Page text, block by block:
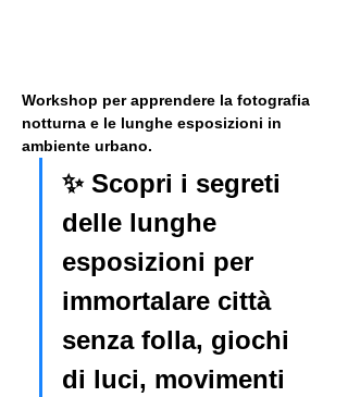
Workshop per apprendere la fotografia
notturna e le lunghe esposizioni in
ambiente urbano.
✨ Scopri i segreti
delle lunghe
esposizioni per
immortalare città
senza folla, giochi
di luci, movimenti